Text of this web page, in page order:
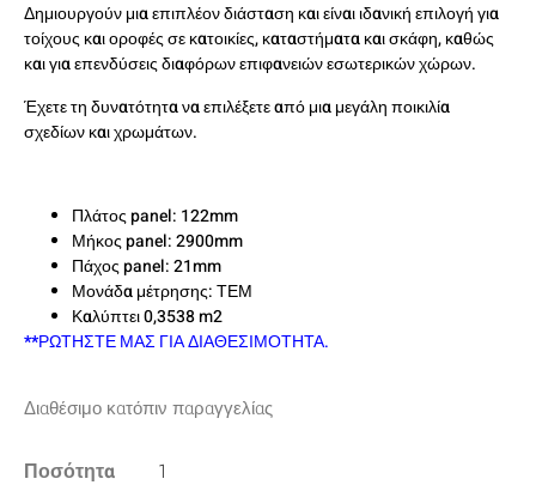
Δημιουργούν μια επιπλέον διάσταση και είναι ιδανική επιλογή για
τοίχους και οροφές σε κατοικίες, καταστήματα και σκάφη, καθώς
και για επενδύσεις διαφόρων επιφανειών εσωτερικών χώρων.
Έχετε τη δυνατότητα να επιλέξετε από μια μεγάλη ποικιλία
σχεδίων και χρωμάτων.
Πλάτος panel: 122mm
Μήκος panel: 2900mm
Πάχος panel: 21mm
Μονάδα μέτρησης: ΤΕΜ
Καλύπτει 0,3538 m2
**ΡΩΤΗΣΤΕ ΜΑΣ ΓΙΑ ΔΙΑΘΕΣΙΜΟΤΗΤΑ.
Διαθέσιμο κατόπιν παραγγελίας
Ποσότητα